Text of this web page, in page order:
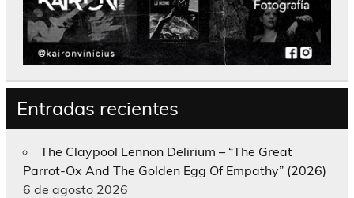
Entradas recientes
The Claypool Lennon Delirium – “The Great
Parrot-Ox And The Golden Egg Of Empathy” (2026)
6 de agosto 2026